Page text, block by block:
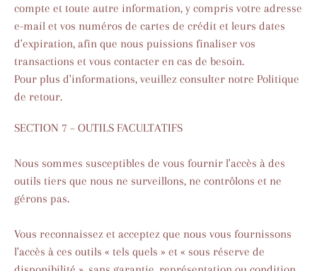
compte et toute autre information, y compris votre adresse
e-mail et vos numéros de cartes de crédit et leurs dates
d'expiration, afin que nous puissions finaliser vos
transactions et vous contacter en cas de besoin.
Pour plus d'informations, veuillez consulter notre Politique
de retour.
SECTION 7 – OUTILS FACULTATIFS
Nous sommes susceptibles de vous fournir l'accès à des
outils tiers que nous ne surveillons, ne contrôlons et ne
gérons pas.
Vous reconnaissez et acceptez que nous vous fournissons
l'accès à ces outils « tels quels » et « sous réserve de